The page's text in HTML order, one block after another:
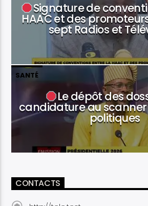
Signature de
HAAC et des
sept Radios et
SANTÉ
Le dépôt des
candidature au
politiques
CONTACTS